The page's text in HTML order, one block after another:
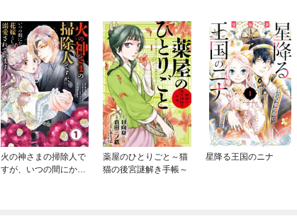
火の神さまの掃除人で
すが、いつの間にか花
薬屋のひとりごと～猫
猫の後宮謎解き手帳～
星降る王国のニナ